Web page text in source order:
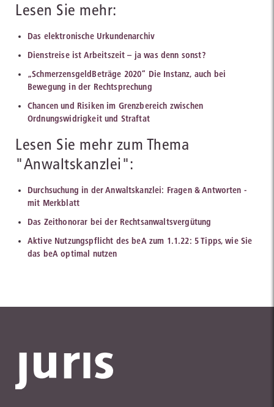
Lesen Sie mehr:
Das elektronische Urkundenarchiv
Dienstreise ist Arbeitszeit – ja was denn sonst?
„SchmerzensgeldBeträge 2020“ Die Instanz, auch bei
Bewegung in der Rechtsprechung
Chancen und Risiken im Grenzbereich zwischen
Ordnungswidrigkeit und Straftat
Lesen Sie mehr zum Thema
"Anwaltskanzlei":
Durchsuchung in der Anwaltskanzlei: Fragen & Antworten -
mit Merkblatt
Das Zeithonorar bei der Rechtsanwaltsvergütung
Aktive Nutzungspflicht des beA zum 1.1.22: 5 Tipps, wie Sie
das beA optimal nutzen